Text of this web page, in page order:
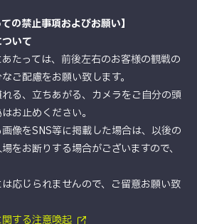
の禁止事項およびお願い】
いて
たっては、前後左右のお客様の観戦の
ご配慮をお願い致します。
る、立ちあがる、カメラをご自分の頭
お止めください。
像をSNS等に掲載した場合は、以後の
をお断りする場合がございますので、
応じられませんので、ご留意お願い致
する注意喚起